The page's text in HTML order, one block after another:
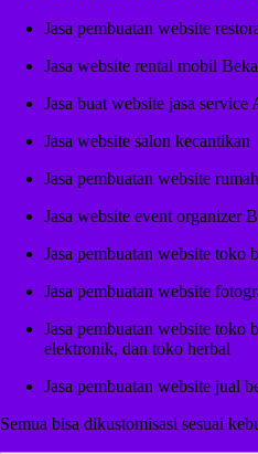
Jasa pembuatan website
Jasa website rental mobil
Jasa buat website jasa
Jasa website salon kecantikan
Jasa pembuatan website
Jasa website event organizer
Jasa pembuatan website toko
Jasa pembuatan website
Jasa pembuatan website toko
elektronik, dan toko herbal
Jasa pembuatan website jual
Semua bisa dikustomisasi sesuai